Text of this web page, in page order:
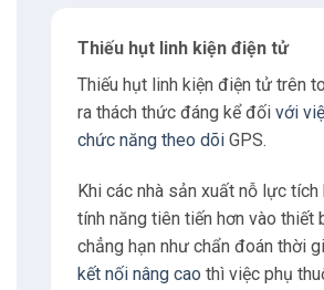
Thiếu hụt linh kiện điện tử
Thiếu hụt linh kiện điện tử trên
ra thách thức đáng kể đối với
chức năng theo dõiGPS.
Khi các nhà sản xuất nỗ lực tích
tính năng tiên tiến hơn vào thiết
chẳng hạn như chẩn đoán thời
kết nối nâng cao thì việc phụ